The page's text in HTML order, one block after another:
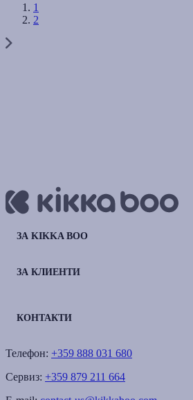
1
2
ЗА KIKKA BOO
ЗА КЛИЕНТИ
КОНТАКТИ
Телефон: +359 888 031 680
Сервиз: +359 879 211 664